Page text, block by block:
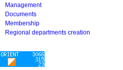
Management
Documents
Membership
Regional departments creation